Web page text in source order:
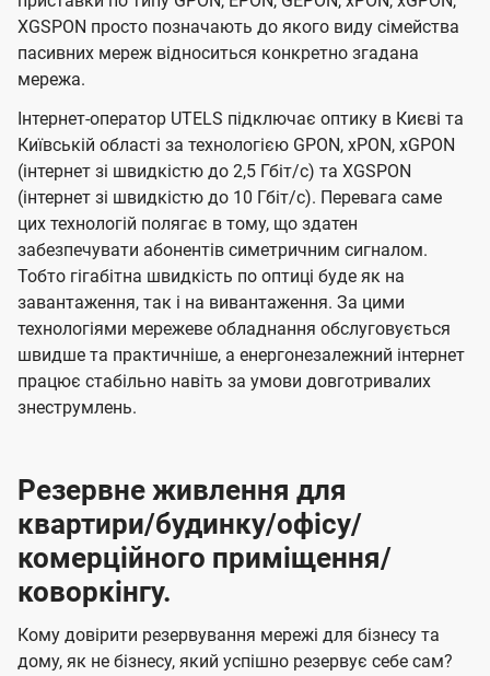
XGSPON просто позначають до якого виду сімейства
пасивних мереж відноситься конкретно згадана
мережа.
Інтернет-оператор UTELS підключає оптику в Києві та
Київській області за технологією GPON, xPON, xGPON
(інтернет зі швидкістю до 2,5 Гбіт/с) та XGSPON
(інтернет зі швидкістю до 10 Гбіт/с). Перевага саме
цих технологій полягає в тому, що здатен
забезпечувати абонентів симетричним сигналом.
Тобто гігабітна швидкість по оптиці буде як на
завантаження, так і на вивантаження. За цими
технологіями мережеве обладнання обслуговується
швидше та практичніше, а енергонезалежний інтернет
працює стабільно навіть за умови довготривалих
знеструмлень.
Резервне живлення для
квартири/будинку/офісу/
комерційного приміщення/
коворкінгу.
Кому довірити резервування мережі для бізнесу та
дому, як не бізнесу, який успішно резервує себе сам?